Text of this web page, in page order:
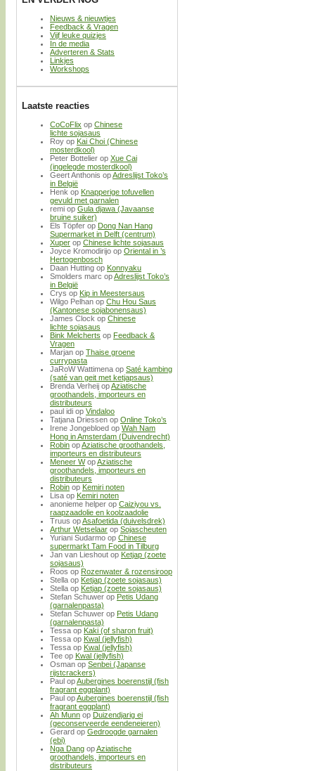
Nieuws & nieuwtjes
Feedback & Vragen
Vijf leuke quizjes
In de media
Adverteren & Stats
Linkjes
Workshops
Laatste reacties
CoCoFlix op Chinese
lichte sojasaus
Roy op Kai Choi (Chinese
mosterdkool)
Peter Bottelier op Xue Cai
(ingelegde mosterdkool)
Geert Anthonis opAdreslijst Toko’s
in België
Henk op Knapperige tofuvellen
gevuld met garnalen
remi op Gula djawa (Javaanse
bruine suiker)
Els Töpfer op Dong Nan Hang
Supermarket in Delft (centrum)
Xuper op Chinese lichte sojasaus
Joyce Kromodirijo op Oriental in ’s
Hertogenbosch
Daan Hutting op Konnyaku
Smolders marc opAdreslijst Toko’s
in België
Crys op Kip in Meestersaus
Wilgo Pelhan op Chu Hou Saus
(Kantonese sojabonensaus)
James Clock op Chinese
lichte sojasaus
Bink Melcherts op Feedback &
Vragen
Marjan op Thaise groene
currypasta
JaRoW Wattimena op Saté kambing
(saté van geit met ketjapsaus)
Brenda Verheij opAziatische
groothandels, importeurs en
distributeurs
paul idi op Vindaloo
Tatjana Driessen op Online Toko’s
Irene Jongebloed op Wah Nam
Hong in Amsterdam (Duivendrecht)
Robin opAziatische groothandels,
importeurs en distributeurs
Meneer WopAziatische
groothandels, importeurs en
distributeurs
Robin op Kemiri noten
Lisa op Kemiri noten
anonieme helper op Caiziyou vs.
raapzaadolie en koolzaadolie
Truus opAsafoetida (duivelsdrek)
Arthur Wetselaar op Sojascheuten
Yuriani Sudarmo op Chinese
supermarkt Tam Food in Tilburg
Jan van Lieshout op Ketjap (zoete
sojasaus)
Roos op Rozenwater & rozensiroop
Stella op Ketjap (zoete sojasaus)
Stella op Ketjap (zoete sojasaus)
Stefan Schuwer op Petis Udang
(garnalenpasta)
Stefan Schuwer op Petis Udang
(garnalenpasta)
Tessa op Kaki (of sharon fruit)
Tessa op Kwal (jellyfish)
Tessa op Kwal (jellyfish)
Tee op Kwal (jellyfish)
Osman op Senbei (Japanse
rijstcrackers)
Paul opAubergines boerenstijl (fish
fragrant eggplant)
Paul opAubergines boerenstijl (fish
fragrant eggplant)
Ah Munn op Duizendjarig ei
(geconserveerde eendeneieren)
Gerard op Gedroogde garnalen
(ebi)
Nga Dang opAziatische
groothandels, importeurs en
distributeurs